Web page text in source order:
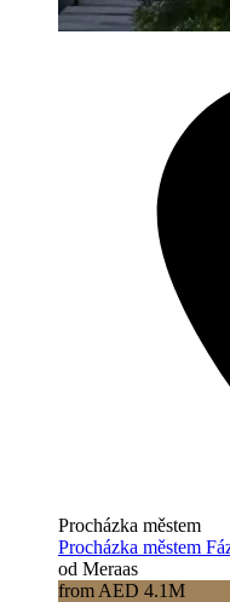
Procházka městem
Procházka městem
od Meraas
from AED 4.1M